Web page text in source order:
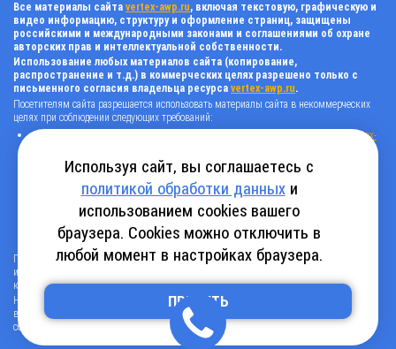
Все материалы сайта vertex-awp.ru, включая текстовую, графическую и
видео информацию, структуру и оформление страниц, защищены
российскими и международными законами и соглашениями об охране
авторских прав и интеллектуальной собственности.
Использование любых материалов сайта (копирование,
распространение и т.д.) в коммерческих целях разрешено только с
письменного согласия владельца ресурса vertex-awp.ru.
Посетителям сайта разрешается использовать материалы сайта в некоммерческих
целях при соблюдении следующих требований:
поставить прямую активную гиперссылку на оригинал в виде: «источник
vertex-
системами, т.е. запрещено применять «noindex», «nofollow» и любые другие
способы, нельзя использовать редирект в ссылках;
все ссылки, имеющиеся в тексте материала, должны оставаться в неизменном
виде и быть прямыми и активными;
в случае регулярного использования материалов сайтаvertex-awp.ru
активная ссылка на ресурс должна быть размещена на главной странице вашего
сайта (в любом видимом месте).
Посетителям сайта разрешается копировать/скачивать только следующую
информацию: бланки, анкеты, каталоги, промокоды на скидки, адреса офисов,
контактные телефоны и контактную информацию.
Нарушение вышеуказанных положений является нарушением авторских прав и
влечет наступление гражданской, административной и уголовной ответственности в
соответствии с действующим законодательством.
Используя сайт, вы соглашаетесь с
политикой обработки данныхи
использованием cookies вашего
браузера. Cookies можно отключить в
любой момент в настройках браузера.
ПРИНЯТЬ